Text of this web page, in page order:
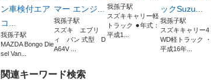
ン車検付エア
コ...
我孫子駅
MAZDA Bongo Die
sel Van...
マー エンジ...
我孫子駅
スズキ エブリ
ィ バン 式型 D
A64V ...
我孫子駅
スズキキャリー軽
トラック ⚫︎年式：
平成1...
ックSuzu...
我孫子駅
スズキキャリー4
WD軽トラック ・
平成16年...
関連キーワード検索